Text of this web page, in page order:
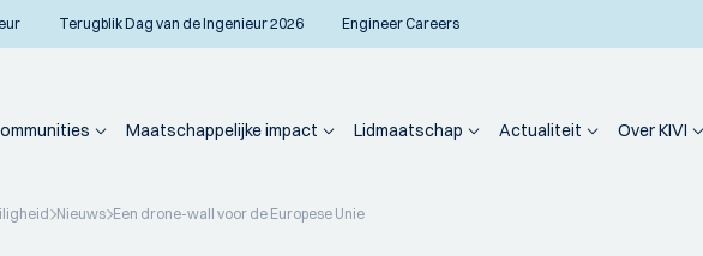
Terugblik Dag van de Ingenieur 2026 Engineer Careers
Maatschappelijke impact Lidmaatschap Actualiteit Over KIVI
Nieuws Een drone-wall voor de Europese Unie